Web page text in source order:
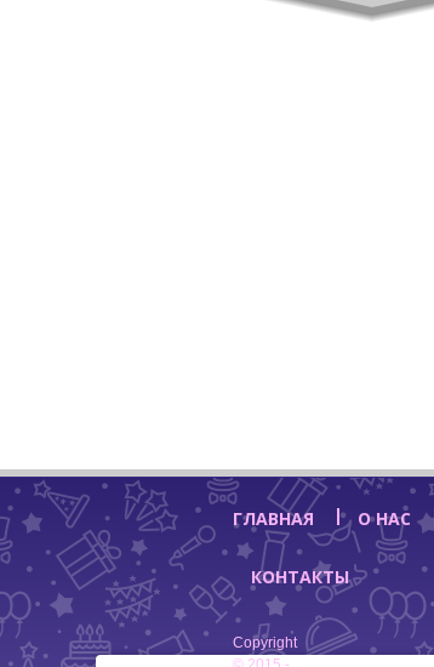
ГЛАВНАЯ О НАС
КОНТАКТЫ
Copyright